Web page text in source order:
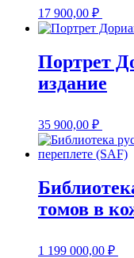
17 900,00 ₽
Портрет
издание
35 900,00 ₽
томов в
1 199 000,00 ₽